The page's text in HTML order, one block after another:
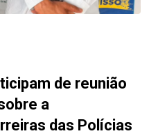
de reunião
a
das Polícias